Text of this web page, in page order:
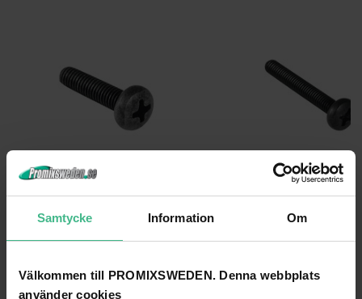
Samtycke Information Om
Välkommen till PROMIXSWEDEN. Denna webbplats
använder cookies
GÅ TILL PRODUKT GÅ TILL PRODUKT